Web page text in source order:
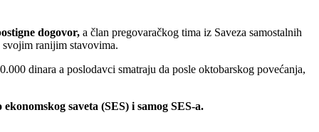
dogovor, a član pregovaračkog tima iz Saveza samostalnih
svojim ranijim stavovima.
dinara a poslodavci smatraju da posle oktobarskog povećanja,
saveta (SES) i samog SES-a.